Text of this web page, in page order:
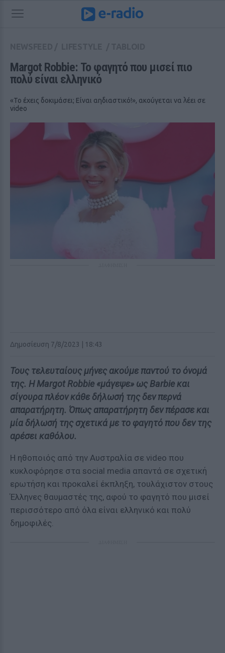
Margot Robbie: Το φαγητό που μισεί πιο
πολύ είναι ελληνικό
«Το έχεις δοκιμάσει; Είναι αηδιαστικό!», ακούγεται να λέει σε
video
Δημοσίευση 7/8/2023 | 18:43
Τους τελευταίους μήνες ακούμε παντού το όνομά
της. Η Margot Robbie «μάγεψε» ως Barbie και
σίγουρα πλέον κάθε δήλωσή της δεν περνά
απαρατήρητη. Όπως απαρατήρητη δεν πέρασε και
μία δήλωσή της σχετικά με το φαγητό που δεν της
αρέσει καθόλου.
Η ηθοποιός από την Αυστραλία σε video που
κυκλοφόρησε στα social media απαντά σε σχετική
ερωτήση και προκαλεί έκπληξη, τουλάχιστον στους
Έλληνες θαυμαστές της, αφού το φαγητό που μισεί
περισσότερο από όλα είναι ελληνικό και πολύ
δημοφιλές.